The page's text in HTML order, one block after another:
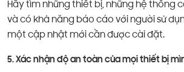
Hãy tìm những thiết bị, những hệ thống
và có khả năng báo cáo với người sử
một cập nhật mới cần được cài đặt.
5. Xác nhận độ an toàn của mọi thiết bị